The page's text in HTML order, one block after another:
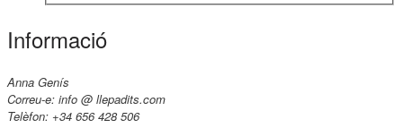
Informació
Anna Genís
Correu-e: info @ llepadits.com
Telèfon: +34 656 428 506